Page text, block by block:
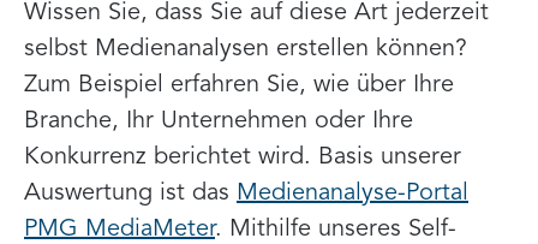
Wissen Sie, dass Sie auf diese Art jederzeit
selbst Medienanalysen erstellen können?
Zum Beispiel erfahren Sie, wie über Ihre
Branche, Ihr Unternehmen oder Ihre
Konkurrenz berichtet wird. Basis unserer
Auswertung ist das Medienanalyse-Portal
PMG MediaMeter. Mithilfe unseres Self-